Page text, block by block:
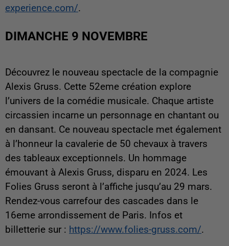
experience.com/.
DIMANCHE 9 NOVEMBRE
Découvrez le nouveau spectacle de la compagnie
Alexis Gruss. Cette 52eme création explore
l’univers de la comédie musicale. Chaque artiste
circassien incarne un personnage en chantant ou
en dansant. Ce nouveau spectacle met également
à l’honneur la cavalerie de 50 chevaux à travers
des tableaux exceptionnels. Un hommage
émouvant à Alexis Gruss, disparu en 2024. Les
Folies Gruss seront à l’affiche jusqu’au 29 mars.
Rendez-vous carrefour des cascades dans le
16eme arrondissement de Paris. Infos et
billetterie sur : https://www.folies-gruss.com/.